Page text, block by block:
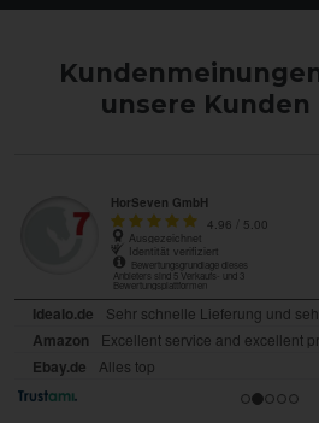
unsere Kunden